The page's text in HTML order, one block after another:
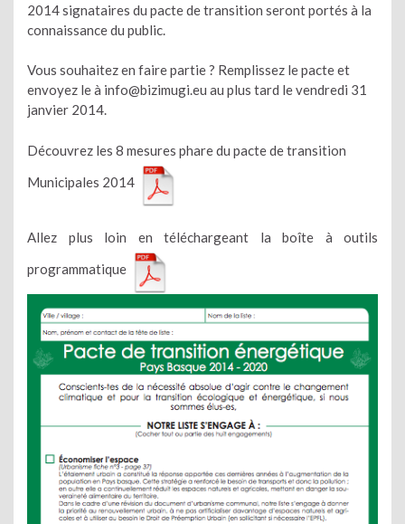
2014 signataires du pacte de transition seront portés à la
connaissance du public.
Vous souhaitez en faire partie ? Remplissez le pacte et
envoyez le à info@bizimugi.eu au plus tard le vendredi 31
janvier 2014.
Découvrez les 8 mesures phare du pacte de transition
Municipales 2014
Allez plus loin en téléchargeant la boîte à outils
programmatique